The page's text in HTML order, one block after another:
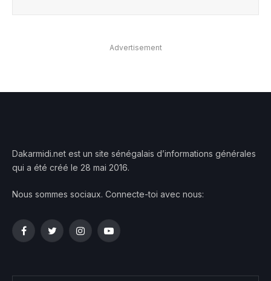
Advertisement
Dakarmidi.net est un site sénégalais d’informations générales
qui a été créé le 28 mai 2016.
Nous sommes sociaux. Connecte-toi avec nous:
FacebookTwitterInstagramYouTube